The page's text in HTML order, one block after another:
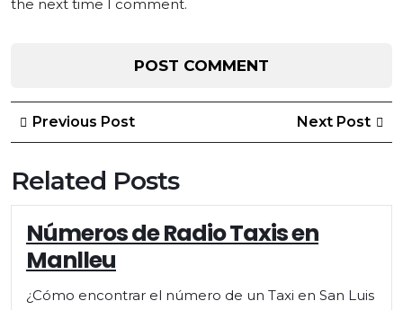
the next time I comment.
Post
navigation
Previous PostPrevious
Post
Next Post
Related Posts
Números de Radio Taxis en
Manlleu
¿Cómo encontrar el número de un Taxi en San Luis